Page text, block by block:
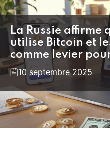
La Russie affirme
utilise Bitcoin et
comme levier
10 septembre 2025